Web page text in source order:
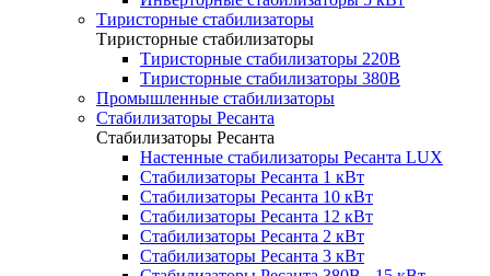
Тиристорные стабилизаторы
Тиристорные стабилизаторы
Тиристорные стабилизаторы 220В
Тиристорные стабилизаторы 380В
Промышленные стабилизаторы
Стабилизаторы Ресанта
Стабилизаторы Ресанта
Настенные стабилизаторы Ресанта LUX
Стабилизаторы Ресанта 1 кВт
Стабилизаторы Ресанта 10 кВт
Стабилизаторы Ресанта 12 кВт
Стабилизаторы Ресанта 2 кВт
Стабилизаторы Ресанта 3 кВт